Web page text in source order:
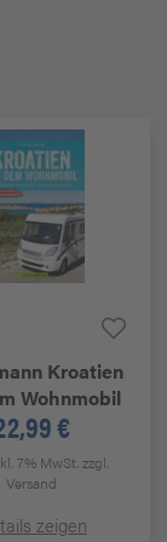
Kroatien
Wohnmobil
€
7% MwSt.zzgl.
Versand
zeigen